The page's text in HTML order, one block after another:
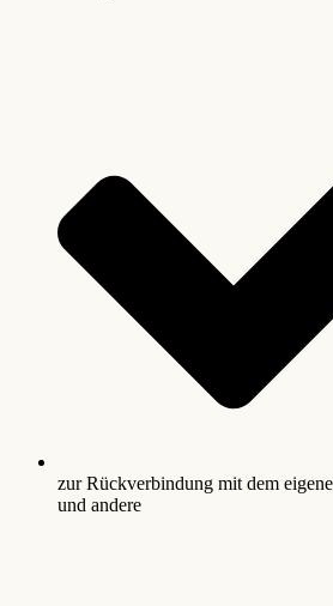
zur Rückverbindung mit dem
und andere